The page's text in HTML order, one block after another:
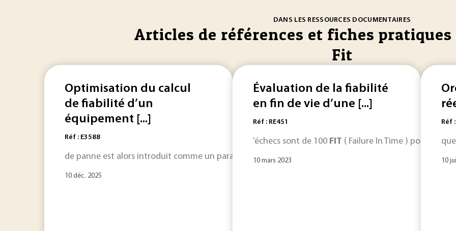
DANS LES RESSOURCES DOCUMENTAIRES
Articles de références et fiches pratiques
Fit
Optimisation du calcul
de fiabilité d’un
équipement [...]
Réf : E3588
de panne est alors introduit comme un paramètre noté , qui s’exprime en ( Failure in Time... ,
10 déc. 2025
Évaluation de la fiabilité
en fin de vie d’une [...]
Réf : RE451
’échecs sont de 100 FIT ( Failure In Time ) pour
10 mars 2023
Réf
10